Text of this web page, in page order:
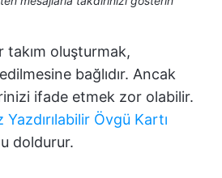
takım oluşturmak,
bağlıdır. Ancak
ifade etmek zor olabilir.
Övgü Kartı
doldurur.